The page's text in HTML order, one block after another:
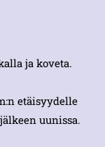
ja koveta.
etäisyydelle
uunissa.